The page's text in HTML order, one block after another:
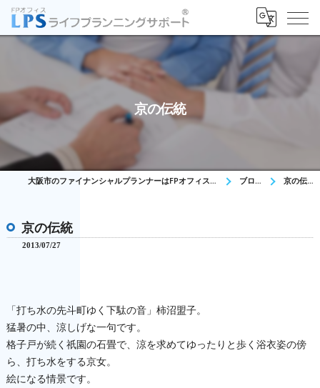
京の伝統
大阪市のファイナンシャルプランナーはFPオフィス LPS ブログ 京の伝統
京の伝統
2013/07/27
「打ち水の先斗町ゆく下駄の音」柿沼盟子。
猛暑の中、涼しげな一句です。
格子戸が続く祇園の石畳で、涼を求めてゆったりと歩く浴衣姿の傍
ら、打ち水をする京女。
絵になる情景です。